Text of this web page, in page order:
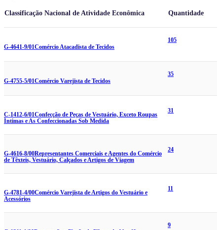
Classificação Nacional de Atividade Econômica Quantidade
G-4641-9/01Comércio Atacadista de Tecidos
105
G-4755-5/01Comércio Varejista de Tecidos
35
C-1412-6/01Confecção de Peças de Vestuário, Exceto Roupas
Íntimas e As Confeccionadas Sob Medida
31
G-4616-8/00Representantes Comerciais e Agentes do Comércio
de Têxteis, Vestuário, Calçados e Artigos de Viagem
24
G-4781-4/00Comércio Varejista de Artigos do Vestuário e
Acessórios
11
9